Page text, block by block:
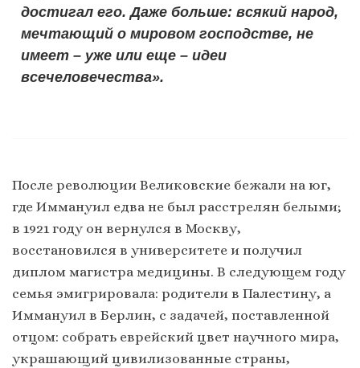
достигал его. Даже больше: всякий народ,
мечтающий о мировом господстве, не
имеет – уже или еще – идеи
всечеловечества».
После революции Великовские бежали на юг,
где Иммануил едва не был расстрелян белыми;
в 1921 году он вернулся в Москву,
восстановился в университете и получил
диплом магистра медицины. В следующем году
семья эмигрировала: родители в Палестину, а
Иммануил в Берлин, с задачей, поставленной
отцом: собрать еврейский цвет научного мира,
украшающий цивилизованные страны,